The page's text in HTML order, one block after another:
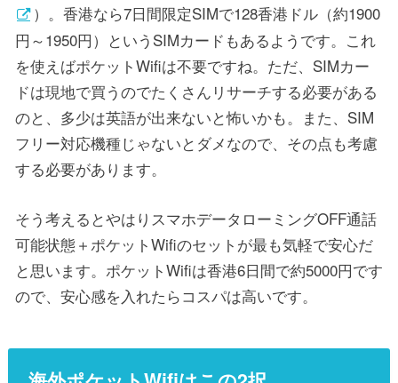
）。香港なら7日間限定SIMで128香港ドル（約1900
円～1950円）というSIMカードもあるようです。これ
を使えばポケットWifiは不要ですね。ただ、SIMカー
ドは現地で買うのでたくさんリサーチする必要がある
のと、多少は英語が出来ないと怖いかも。また、SIM
フリー対応機種じゃないとダメなので、その点も考慮
する必要があります。
そう考えるとやはりスマホデータローミングOFF通話
可能状態＋ポケットWifiのセットが最も気軽で安心だ
と思います。ポケットWifiは香港6日間で約5000円です
ので、安心感を入れたらコスパは高いです。